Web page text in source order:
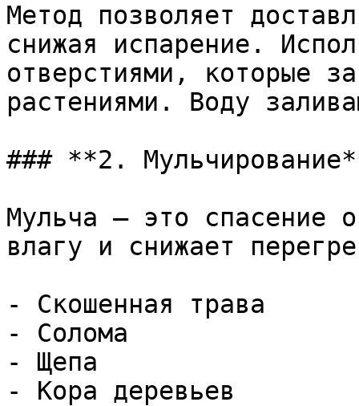
Метод позволяет
снижая испарение.
отверстиями, которые
растениями. Воду
### **2.
Мульча — это спасение
влагу и снижает
- Скошенная трава
- Солома
- Щепа
- Кора деревьев